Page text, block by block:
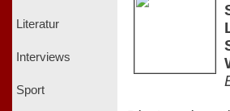
Literatur
Interviews
Sport